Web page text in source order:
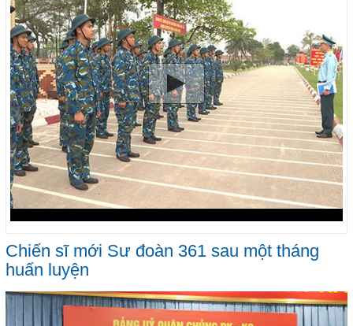
Chiến sĩ mới Sư đoàn 361 sau một tháng
huấn luyện